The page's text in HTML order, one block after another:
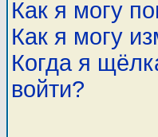
Как я могу
Как я могу
Когда я
войти?